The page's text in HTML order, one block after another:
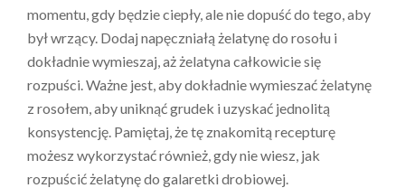
momentu, gdy będzie ciepły, ale nie dopuść do tego, aby
był wrzący. Dodaj napęczniałą żelatynę do rosołu i
dokładnie wymieszaj, aż żelatyna całkowicie się
rozpuści. Ważne jest, aby dokładnie wymieszać żelatynę
z rosołem, aby uniknąć grudek i uzyskać jednolitą
konsystencję. Pamiętaj, że tę znakomitą recepturę
możesz wykorzystać również, gdy nie wiesz, jak
rozpuścić żelatynę do galaretki drobiowej.